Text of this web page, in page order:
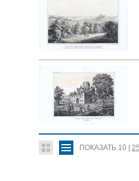
ПОКАЗАТЬ 10